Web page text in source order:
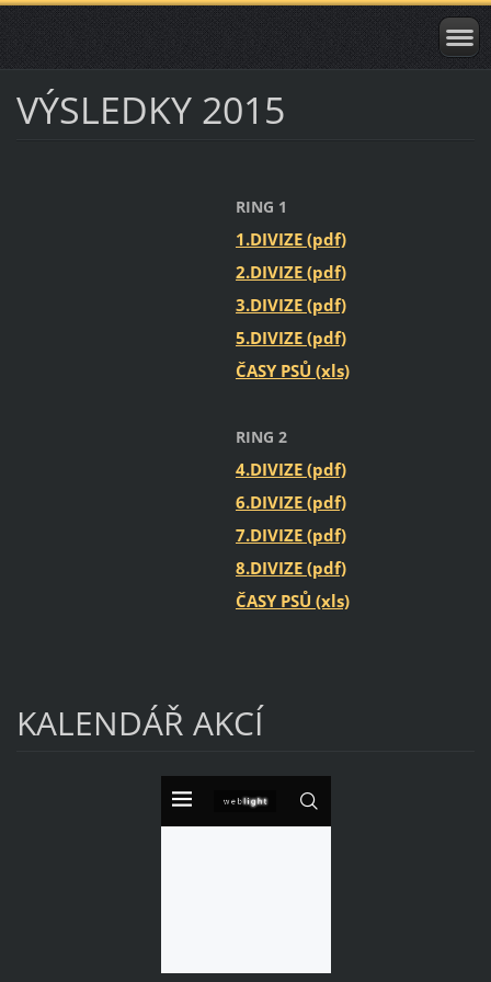
VÝSLEDKY 2015
RING 1
1.DIVIZE (pdf)
2.DIVIZE (pdf)
3.DIVIZE (pdf)
5.DIVIZE (pdf)
ČASY PSŮ (xls)
RING 2
4.DIVIZE (pdf)
6.DIVIZE (pdf)
7.DIVIZE (pdf)
8.DIVIZE (pdf)
ČASY PSŮ (xls)
KALENDÁŘ AKCÍ